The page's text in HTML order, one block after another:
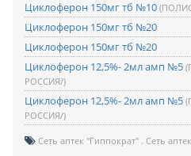
Циклоферон 150мг тб №10
Циклоферон 150мг тб №20
Циклоферон 150мг тб №20
Циклоферон 12,5%- 2мл амп №5
РОССИЯ/)
Циклоферон 12,5%- 2мл амп №5
РОССИЯ/)
Сеть аптек "Гиппократ" Сеть